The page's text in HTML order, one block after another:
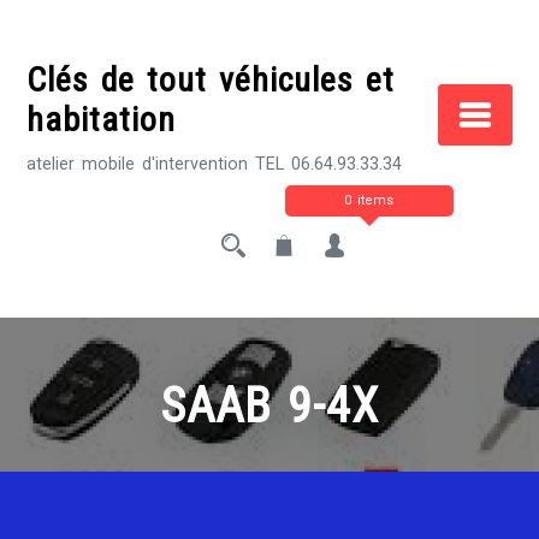
contentClés de tout véhicules et
habitation
atelier mobile d'intervention TEL 06.64.93.33.34
0 items
SAAB 9-4X